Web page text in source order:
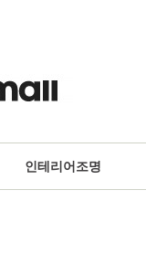
인테리어조명